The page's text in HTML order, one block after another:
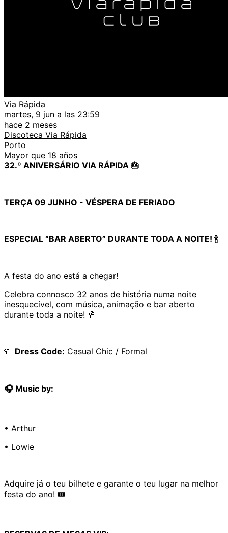
Via Rápida
martes, 9 jun a las 23:59
hace 2 meses
Discoteca Via Rápida
Porto
Mayor que 18 años
32.º ANIVERSÁRIO VIA RÁPIDA 🎂
TERÇA 09 JUNHO - VÉSPERA DE FERIADO
ESPECIAL “BAR ABERTO” DURANTE TODA A NOITE! 🍾
A festa do ano está a chegar!
Celebra connosco 32 anos de história numa noite
inesquecível, com música, animação e bar aberto
durante toda a noite! 🥂
👕 Dress Code: Casual Chic / Formal
🎧 Music by:
• Arthur
• Lowie
Adquire já o teu bilhete e garante o teu lugar na melhor
festa do ano! 🎟️